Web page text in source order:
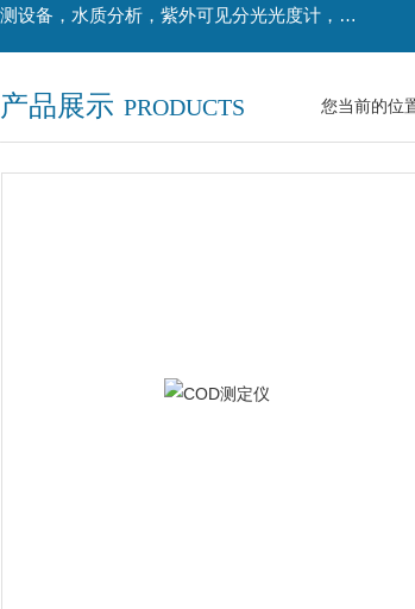
主营产品：实验室检测设备，离心机，食品安全检测设备，水质分析，紫外可见分光光度计，液氮罐，万分之一天平，离心机生物实验室工程，移液器
产品展示 PRODUCTS 您当前的位